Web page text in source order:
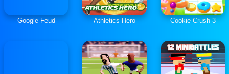
Google Feud Athletics Hero Cookie Crush 3